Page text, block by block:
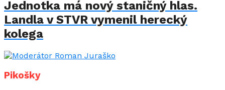
Jednotka má nový staničný hlas.
Landla v STVR vymenil herecký
kolega
Pikošky